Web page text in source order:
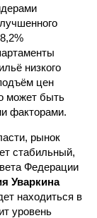
низкого
цен
может быть
факторами.
рынок
стабильный,
Федерации
Уваркина
находиться в
уровень